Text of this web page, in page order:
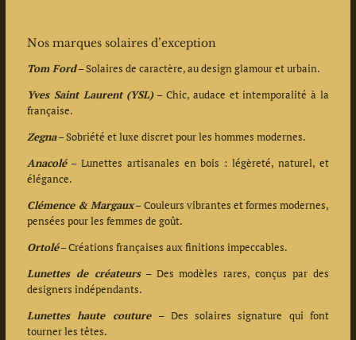
Nos marques solaires d’exception
Tom Ford– Solaires de caractère, au design glamour et urbain.
Yves Saint Laurent (YSL)– Chic, audace et intemporalité à la
française.
Zegna– Sobriété et luxe discret pour les hommes modernes.
Anacolé– Lunettes artisanales en bois : légèreté, naturel, et
élégance.
Clémence & Margaux– Couleurs vibrantes et formes modernes,
pensées pour les femmes de goût.
Ortolé– Créations françaises aux finitions impeccables.
Lunettes de créateurs– Des modèles rares, conçus par des
designers indépendants.
Lunettes haute couture – Des solaires signature qui font
tourner les têtes.